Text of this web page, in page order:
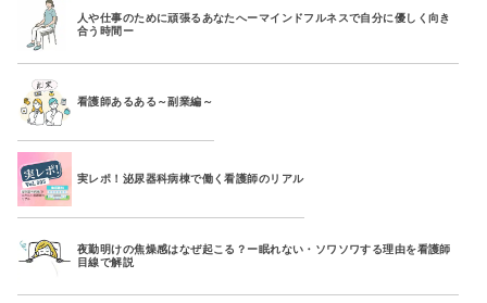
人や仕事のために頑張るあなたへーマインドフルネスで自分に優しく向き
合う時間ー
看護師あるある～副業編～
実レポ！泌尿器科病棟で働く看護師のリアル
夜勤明けの焦燥感はなぜ起こる？ー眠れない・ソワソワする理由を看護師
目線で解説